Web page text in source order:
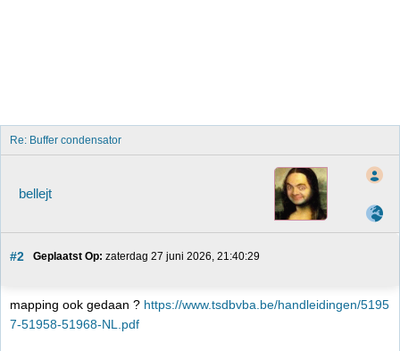
Re: Buffer condensator
bellejt
#2 Geplaatst Op: zaterdag 27 juni 2026, 21:40:29
mapping ook gedaan ? https://www.tsdbvba.be/handleidingen/5195
7-51958-51968-NL.pdf